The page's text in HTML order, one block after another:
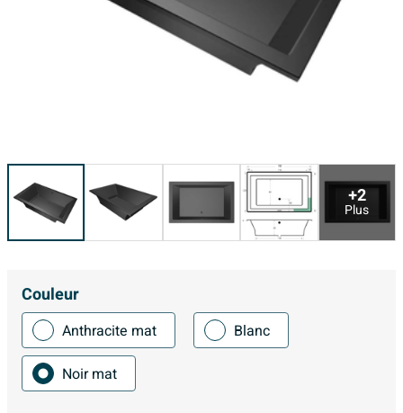
+2
Plus
Couleur
Anthracite mat
Blanc
Noir mat